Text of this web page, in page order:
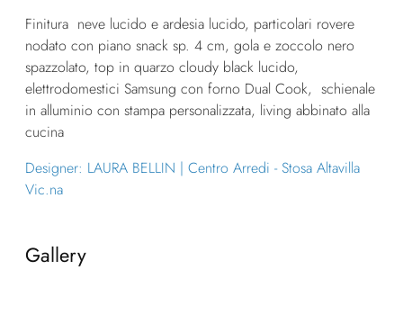
Finitura neve lucido e ardesia lucido, particolari rovere
nodato con piano snack sp. 4 cm, gola e zoccolo nero
spazzolato, top in quarzo cloudy black lucido,
elettrodomestici Samsung con forno Dual Cook, schienale
in alluminio con stampa personalizzata, living abbinato alla
cucina
Designer: LAURA BELLIN | Centro Arredi - Stosa Altavilla
Vic.na
Gallery